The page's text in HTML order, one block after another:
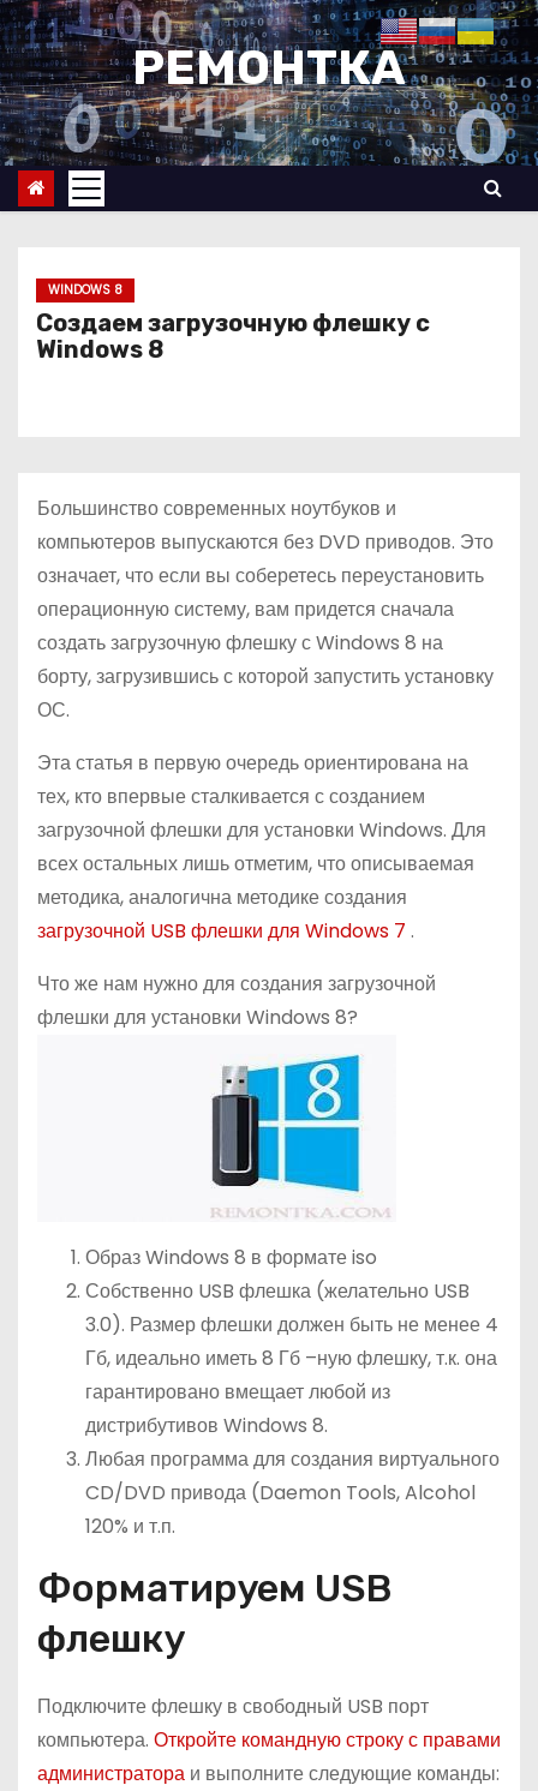
П
е
р
е
й
и
РЕМОНТКА
WINDOWS 8
Создаем загрузочную флешку с
Windows 8
Большинство современных ноутбуков и
компьютеров выпускаются без DVD приводов. Это
означает, что если вы соберетесь переустановить
операционную систему, вам придется сначала
создать загрузочную флешку с Windows 8 на
борту, загрузившись с которой запустить установку
ОС.
Эта статья в первую очередь ориентирована на
тех, кто впервые сталкивается с созданием
загрузочной флешки для установки Windows. Для
всех остальных лишь отметим, что описываемая
методика, аналогична методике создания
загрузочной USB флешки для Windows 7 .
Что же нам нужно для создания загрузочной
флешки для установки Windows 8?
Образ Windows 8 в формате iso
Собственно USB флешка (желательно USB
3.0). Размер флешки должен быть не менее 4
Гб, идеально иметь 8 Гб –ную флешку, т.к. она
гарантировано вмещает любой из
дистрибутивов Windows 8.
Любая программа для создания виртуального
CD/DVD привода (Daemon Tools, Alcohol
120% и т.п.
Форматируем USB
флешку
Подключите флешку в свободный USB порт
компьютера. Откройте командную строку с правами
администратора и выполните следующие команды: